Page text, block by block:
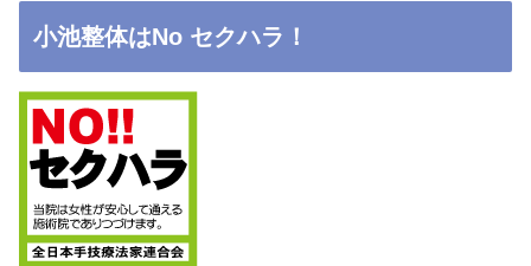
小池整体はNo セクハラ！